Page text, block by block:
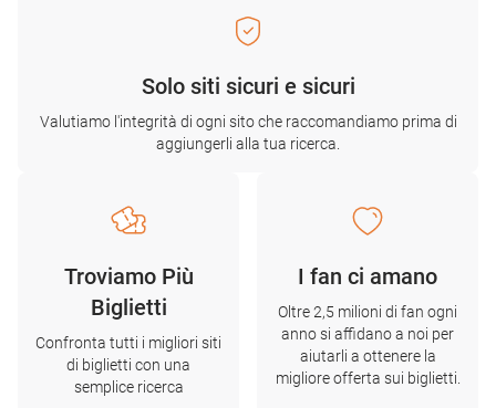
Solo siti sicuri e sicuri
Valutiamo l'integrità di ogni sito che raccomandiamo prima di
aggiungerli alla tua ricerca.
Troviamo Più
Biglietti
Confronta tutti i migliori siti
di biglietti con una
semplice ricerca
I fan ci amano
Oltre 2,5 milioni di fan ogni
anno si affidano a noi per
aiutarli a ottenere la
migliore offerta sui biglietti.